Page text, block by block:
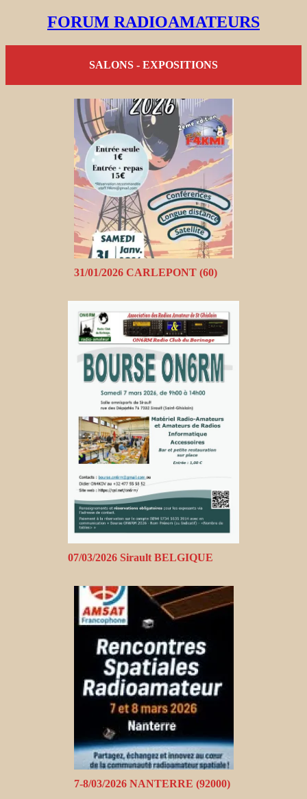
FORUM RADIOAMATEURS
SALONS - EXPOSITIONS
31/01/2026 CARLEPONT (60)
07/03/2026 Sirault BELGIQUE
7-8/03/2026 NANTERRE (92000)